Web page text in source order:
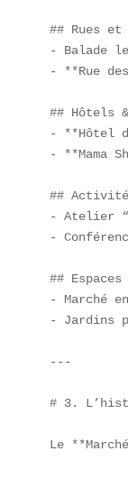
## Rues et
- Balade
- **Rue
## Hôtels
- **Hôtel
- **Mama
##
- Atelier
-
##
- Marché
- Jardins
---
# 3.
Le